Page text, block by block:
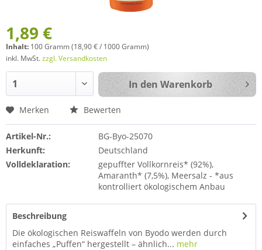
1,89 €
Inhalt: 100 Gramm (18,90 € / 1000 Gramm)
inkl. MwSt.zzgl. Versandkosten
In den Warenkorb
Merken Bewerten
Artikel-Nr.:
BG-Byo-25070
Herkunft:
Deutschland
Volldeklaration:
gepuffter Vollkornreis* (92%),
Amaranth* (7,5%), Meersalz - *aus
kontrolliert ökologischem Anbau
Beschreibung
Die ökologischen Reiswaffeln von Byodo werden durch
einfaches „Puffen“ hergestellt – ähnlich... mehr